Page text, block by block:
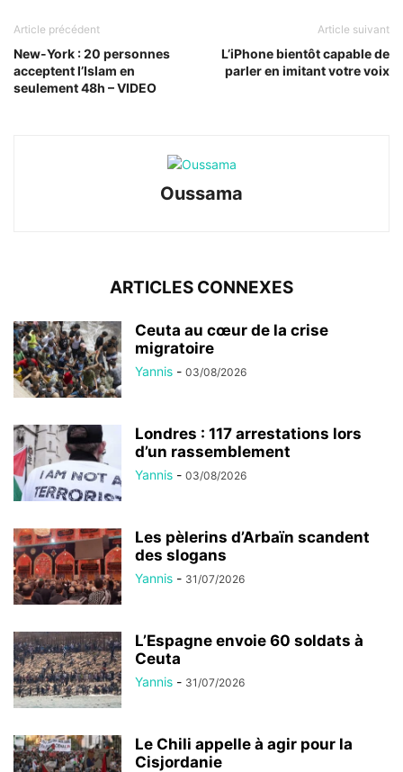
Article précédent
New-York : 20 personnes
acceptent l’Islam en
seulement 48h – VIDEO
Article suivant
L’iPhone bientôt capable de
parler en imitant votre voix
Oussama
ARTICLES CONNEXES
Ceuta au cœur de la crise
migratoire
Yannis - 03/08/2026
Londres : 117 arrestations lors
d’un rassemblement
Yannis - 03/08/2026
Les pèlerins d’Arbaïn scandent
des slogans
Yannis - 31/07/2026
L’Espagne envoie 60 soldats à
Ceuta
Yannis - 31/07/2026
Le Chili appelle à agir pour la
Cisjordanie